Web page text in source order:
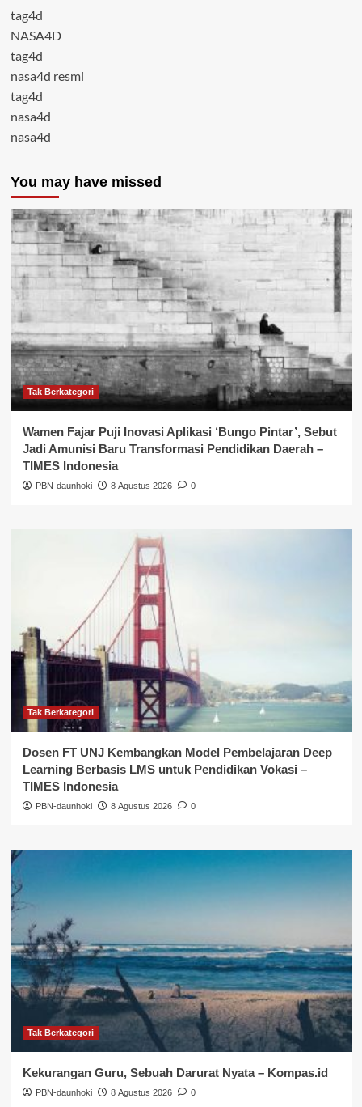
tag4d
NASA4D
tag4d
nasa4d resmi
tag4d
nasa4d
nasa4d
You may have missed
Tak Berkategori
Wamen Fajar Puji Inovasi Aplikasi ‘Bungo Pintar’, Sebut
Jadi Amunisi Baru Transformasi Pendidikan Daerah –
TIMES Indonesia
PBN-daunhoki 8 Agustus 2026 0
Tak Berkategori
Dosen FT UNJ Kembangkan Model Pembelajaran Deep
Learning Berbasis LMS untuk Pendidikan Vokasi –
TIMES Indonesia
PBN-daunhoki 8 Agustus 2026 0
Tak Berkategori
Kekurangan Guru, Sebuah Darurat Nyata – Kompas.id
PBN-daunhoki 8 Agustus 2026 0